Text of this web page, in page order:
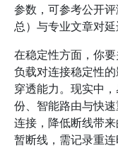
参数，可参考公开
总）与专业文章对延
在稳定性方面，你
负载对连接稳定性
穿透能力。现实中
份、智能路由与快
连接，降低断线带
暂断线，需记录重